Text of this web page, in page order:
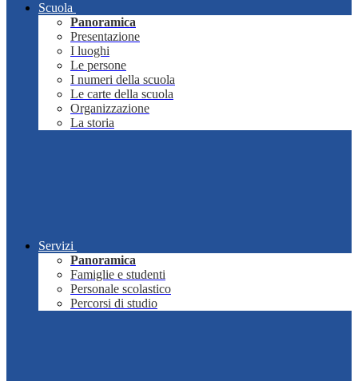
Scuola
Panoramica
Presentazione
I luoghi
Le persone
I numeri della scuola
Le carte della scuola
Organizzazione
La storia
Servizi
Panoramica
Famiglie e studenti
Personale scolastico
Percorsi di studio